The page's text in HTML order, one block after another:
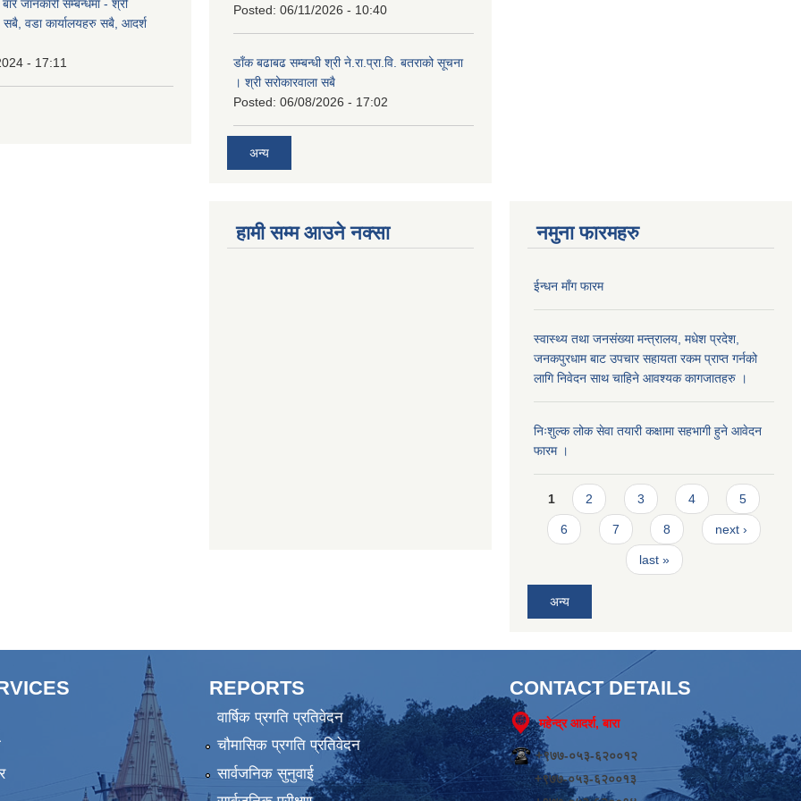
जानकारी सम्बन्धमा - श्री
सबै, वडा कार्यालयहरु सबै, आदर्श
- 17:11
Posted: 06/11/2026 - 10:40
डाँक बढाबढ सम्बन्धी श्री ने.रा.प्रा.वि. बतराको सूचना
। श्री सरोकारवाला सबै
Posted: 06/08/2026 - 17:02
अन्य
हामी सम्म आउने नक्सा नमुना फारमहरु
ईन्धन माँग फारम
स्वास्थ्य तथा जनसंख्या मन्त्रालय, मधेश प्रदेश,
जनकपुरधाम बाट उपचार सहायता रकम प्राप्त गर्नको
लागि निवेदन साथ चाहिने आवश्यक कागजातहरु ।
निःशुल्क लोक सेवा तयारी कक्षामा सहभागी हुने आवेदन
फारम ।
Pages
1 2 3 4 5
6 7 8 next ›
last »
अन्य
REPORTS
वार्षिक प्रगति प्रतिवेदन
चौमासिक प्रगति प्रतिवेदन
सार्वजनिक सुनुवाई
CONTACT DETAILS
महेन्द्र आदर्श, बारा
+९७७-०५३-६२००१२
+९७७-०५३-६२००१३